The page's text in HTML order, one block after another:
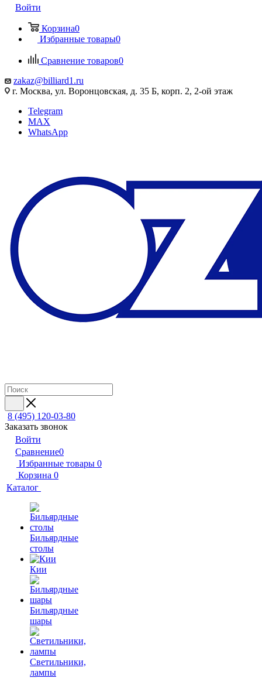
Войти
Корзина0
Избранные товары0
Сравнение товаров0
zakaz@billiard1.ru
г. Москва, ул. Воронцовская, д. 35 Б, корп. 2, 2-ой этаж
Telegram
MAX
WhatsApp
8 (495) 120-03-80
Заказать звонок
Войти
Сравнение0
Избранные товары 0
Корзина 0
Каталог
Бильярдные
столы
Кии
Бильярдные
шары
Светильники,
лампы